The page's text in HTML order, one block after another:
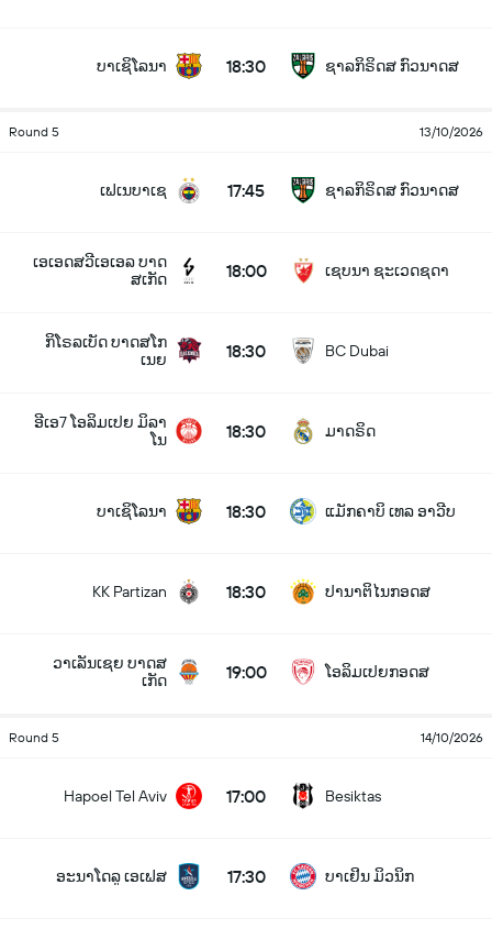
ບາເຊິໂລນາ 18:30 ຊາລກິຣິດສ ກົວນາດສ
Round 5 13/10/2026
ເຟເນບາເຊ 17:45 ຊາລກິຣິດສ ກົວນາດສ
ເອເອດສວີເອເອລ ບາດ
ສເກັດ
18:00 ເຊບນາ ຊະເວດຊດາ
ກິໂຣລເບັດ ບາດສໂກ
ເນຍ
18:30 BC Dubai
ອີເອ7 ໂອລິມເປຍ ມິລາ
ໂນ
18:30 ມາດຣິດ
ບາເຊິໂລນາ 18:30 ແມັກຄາບິ ເທລ ອາວີບ
KK Partizan 18:30 ປານາຕິໄນກອດສ
ວາເລັນເຊຍ ບາດສ
ເກັດ
19:00 ໂອລິມເປຍກອດສ
Round 5 14/10/2026
Hapoel Tel Aviv 17:00 Besiktas
ອະນາໂດລູ ເອເຟສ 17:30 ບາເຢິນ ມິວນິກ